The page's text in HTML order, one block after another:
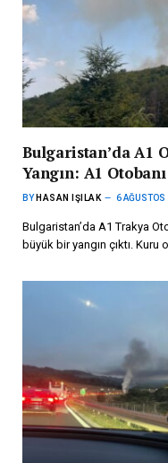
Bulgaristan’da A1
Yangın: A1
BY HASAN IŞILAK 6
Bulgaristan’da A1 Trakya
büyük bir yangın çıktı.